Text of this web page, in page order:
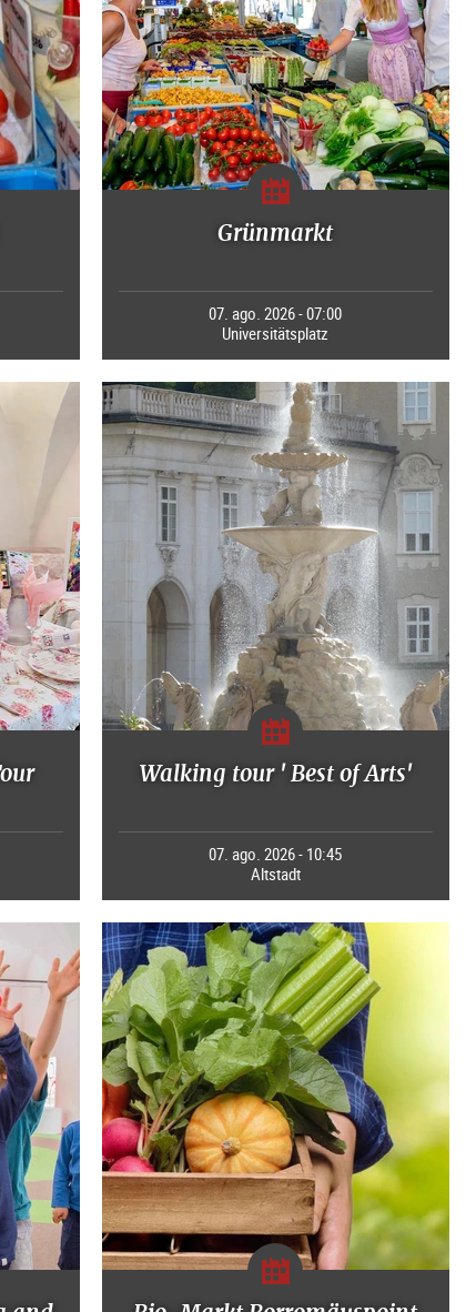
Grünmarkt
07. ago. 2026 - 07:00
Universitätsplatz
Walking tour ' Best of Arts'
07. ago. 2026 - 10:45
Altstadt